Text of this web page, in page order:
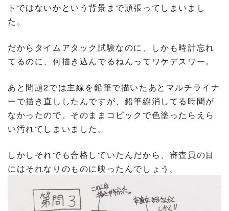
トではないかという背景まで頑張ってしまいまし
た。
だからタイムアタック試験なのに、しかも時計忘れ
てるのに、何描き込んでるねんってワケデスワー。
あと問題2では主線を鉛筆で描いたあとマルチライナ
ーで描き直ししたんですが、鉛筆線消してる時間が
なかったので、そのままコピックで色塗ったらえら
い汚れてしまいました。
しかしそれでも合格していたんだから、審査員の目
にはそれなりのものに映ったんでしょう。